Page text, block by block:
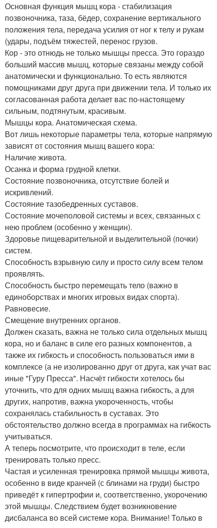
Основная функция мышц кора - стабилизация
позвоночника, таза, бёдер, сохранение вертикального
положения тела, передача усилия от ног к телу и рукам
(удары, подъём тяжестей, перенос грузов.
Кор - это отнюдь не только мышцы пресса. Это гораздо
больший массив мышц, которые связаны между собой
анатомически и функционально. То есть являются
помощниками друг друга при движении тела. И только их
согласованная работа делает вас по-настоящему
сильным, подтянутым, красивым.
Мышцы кора. Анатомическая схема.
Вот лишь некоторые параметры тела, которые напрямую
зависят от состояния мышц вашего кора:
Наличие живота.
Осанка и форма грудной клетки.
Состояние позвоночника, отсутствие болей и
искривлений.
Состояние тазобедренных суставов.
Состояние мочеполовой системы и всех, связанных с
нею проблем (особенно у женщин).
Здоровье пищеварительной и выделительной (почки)
систем.
Способность взрывную силу и просто силу всем телом
проявлять.
Способность быстро перемещать тело (важно в
единоборствах и многих игровых видах спорта).
Равновесие.
Смещение внутренних органов.
Должен сказать, важна не только сила отдельных мышц
кора, но и баланс в силе его разных компонентов, а
также их гибкость и способность пользоваться ими в
комплексе (а не изолированно друг от друга, как учат вас
иные "Гуру Пресса". Насчёт гибкости хотелось бы
уточнить, что для одних мышц важна гибкость, а для
других, напротив, важна укороченность, чтобы
сохранялась стабильность в суставах. Это
обстоятельство должно всегда в программах на гибкость
учитываться.
А теперь посмотрите, что происходит в теле, если
тренировать только пресс.
Частая и усиленная тренировка прямой мышцы живота,
особенно в виде кранчей (с блинами на груди) быстро
приведёт к гипертрофии и, соответственно, укорочению
этой мышцы. Следствием будет возникновение
дисбаланса во всей системе кора. Внимание! Только в